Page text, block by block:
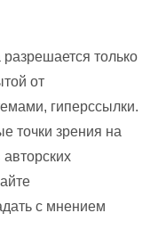
только
от
гиперссылки.
точки зрения на
с мнением